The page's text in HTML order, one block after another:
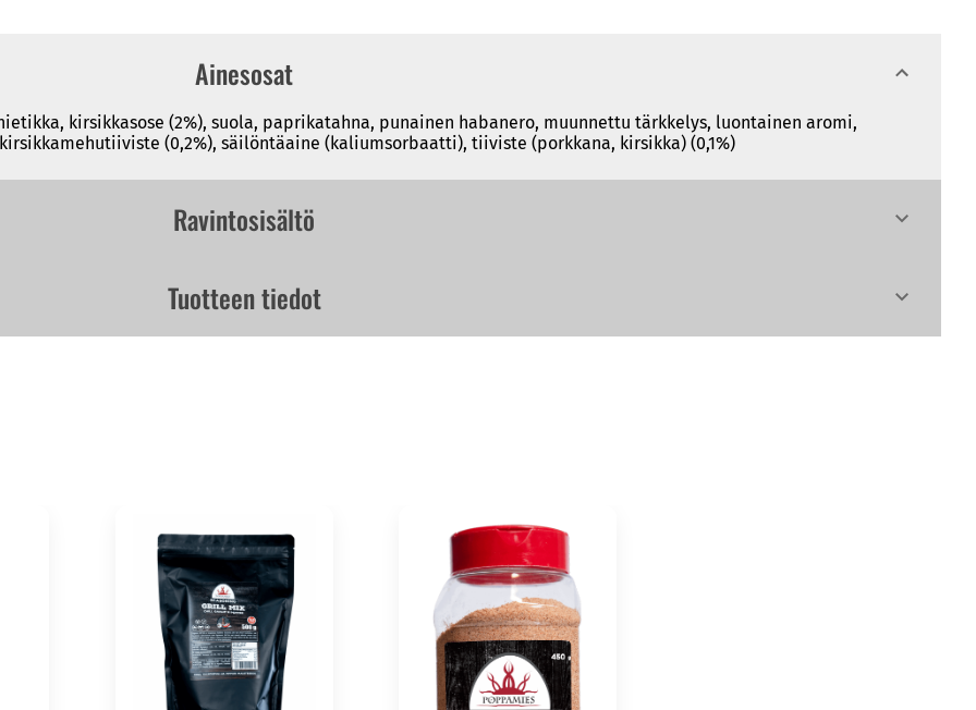
Ainesosat
kirsikkasose (2%), suola, paprikatahna, punainen habanero, muunnettu tärkkelys, luontainen aromi,
(0,2%), säilöntäaine (kaliumsorbaatti), tiiviste (porkkana, kirsikka) (0,1%)
Ravintosisältö
Tuotteen tiedot